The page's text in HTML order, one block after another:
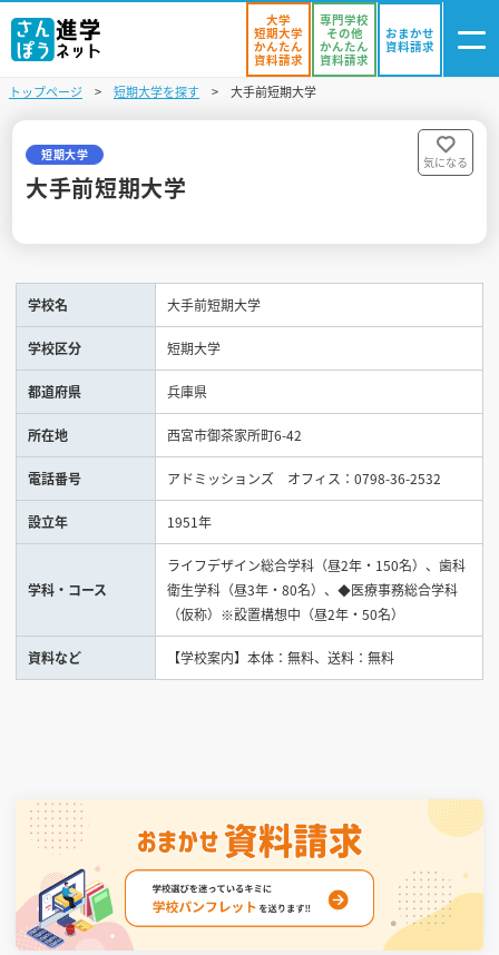
資料リスト
進学イベント
入試・受験入門
お役立ち情報
見学会WEB手引書
校内オンラインガイダンス
アンケートフォーム（学校用）
大学
短期大学
かんたん
資料請求
専門学校
その他
かんたん
資料請求
おまかせ
資料請求
トップページ 短期大学を探す 大手前短期大学
短期大学
大手前短期大学
気になる
学校名 大手前短期大学
学校区分 短期大学
都道府県 兵庫県
所在地 西宮市御茶家所町6-42
電話番号 アドミッションズ オフィス：0798-36-2532
設立年 1951年
学科・コース
ライフデザイン総合学科（昼2年・150名）、歯科
衛生学科（昼3年・80名）、◆医療事務総合学科
（仮称）※設置構想中（昼2年・50名）
資料など 【学校案内】本体：無料、送料：無料